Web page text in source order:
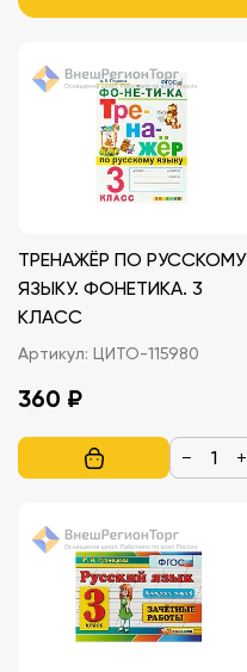
ТРЕНАЖЁР ПО РУССКОМУ
ЯЗЫКУ. ФОНЕТИКА. 3
КЛАСС
Артикул: ЦИТО-115980
360 ₽
− +